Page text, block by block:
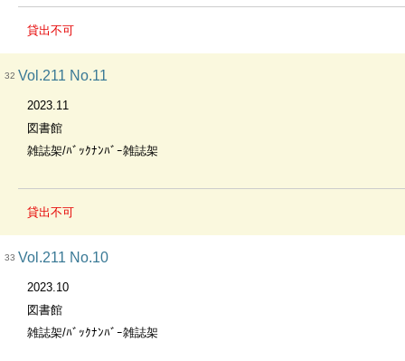
貸出不可
32 Vol.211 No.11
2023.11
図書館
雑誌架/ﾊﾞｯｸﾅﾝﾊﾞｰ雑誌架
貸出不可
33 Vol.211 No.10
2023.10
図書館
雑誌架/ﾊﾞｯｸﾅﾝﾊﾞｰ雑誌架